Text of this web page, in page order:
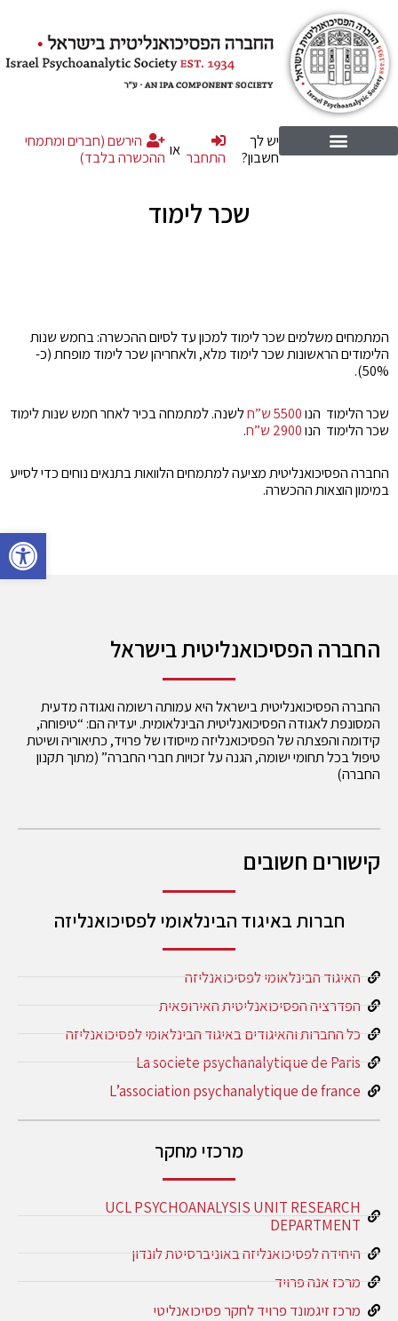
פתח
יש לך
חשבון?
התחבר או
הירשם (חברים ומתמחי
ההכשרה בלבד)
שכר לימוד
המתמחים משלמים שכר לימוד למכון עד לסיום ההכשרה: בחמש שנות
הלימודים הראשונות שכר לימוד מלא, ולאחריהן שכר לימוד מופחת (כ-
50%).
שכר הלימוד הנו5500 ש”ח
לשנה. למתמחה בכיר לאחר חמש שנות לימוד
שכר הלימוד הנו2900 ש”ח .
החברה הפסיכואנליטית מציעה למתמחים הלוואות בתנאים נוחים כדי לסייע
במימון הוצאות ההכשרה.
החברה הפסיכואנליטית בישראל
החברה הפסיכואנליטית בישראל היא עמותה רשומה ואגודה מדעית
המסונפת לאגודה הפסיכואנליטית הבינלאומית. יעדיה הם: “טיפוחה,
קידומה והפצתה של הפסיכואנליזה מייסודו של פרויד, כתיאוריה ושיטת
טיפול בכל תחומי ישומה, הגנה על זכויות חברי החברה” (מתוך תקנון
החברה)
קישורים חשובים
חברות באיגוד הבינלאומי לפסיכואנליזה
האיגוד הבינלאומי לפסיכואנליזה
הפדרציה הפסיכואנליטית האירופאית
כל החברות והאיגודים באיגוד הבינלאומי לפסיכואנליזה
La societe psychanalytique de Paris
L’association psychanalytique de france
מרכזי מחקר
UCL PSYCHOANALYSIS UNIT RESEARCH
DEPARTMENT
היחידה לפסיכואנליזה באוניברסיטת לונדון
מרכז אנה פרויד
מרכז זיגמונד פרויד לחקר פסיכואנליטי